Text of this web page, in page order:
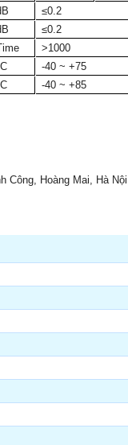
≤0.2
≤0.2
>1000
-40 ~ +75
-40 ~ +85
Công, Hoàng Mai, Hà Nội